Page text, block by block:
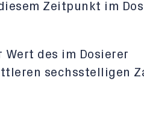
Zeitpunkt im
des im Dosierer
sechsstelligen